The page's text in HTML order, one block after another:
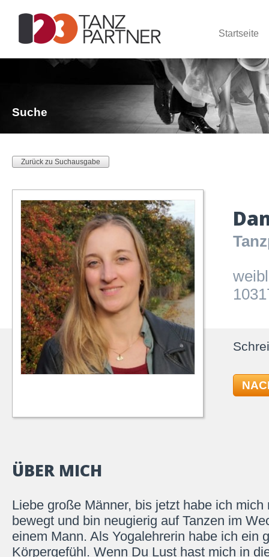
Startseite
Suche
Zurück zu Suchausgabe
ÜBER MICH
Liebe große Männer, bis jetzt habe ich mich
bewegt und bin neugierig auf Tanzen im
einem Mann. Als Yogalehrerin habe ich ein
Körpergefühl. Wenn Du Lust hast mich in